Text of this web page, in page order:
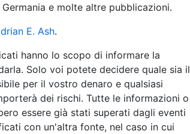
Germania e molte altre pubblicazioni.
E. Ash.
hanno lo scopo di informare la
Solo voi potete decidere quale sia il
per il vostro denaro e qualsiasi
dei rischi. Tutte le informazioni o
essere già stati superati dagli eventi
con un'altra fonte, nel caso in cui